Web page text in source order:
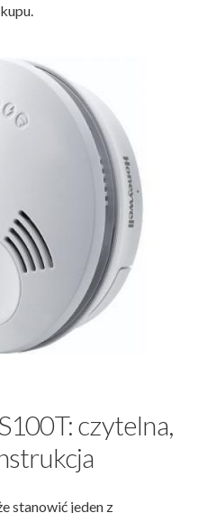
czytelna,
stanowić jeden z